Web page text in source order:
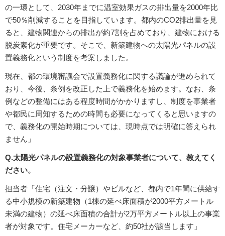
の一環として、2030年までに温室効果ガスの排出量を2000年比
で50％削減することを目指しています。都内のCO2排出量を見
ると、建物関連からの排出が約7割を占めており、建物における
脱炭素化が重要です。そこで、新築建物への太陽光パネルの設
置義務化という制度を考案しました。
現在、都の環境審議会で設置義務化に関する議論が進められて
おり、今後、条例を改正した上で義務化を始めます。なお、条
例などの整備にはある程度時間がかかりますし、制度を事業者
や都民に周知するための時間も必要になってくると思いますの
で、義務化の開始時期については、現時点では明確に答えられ
ません」
Q.太陽光パネルの設置義務化の対象事業者について、教えてく
ださい。
担当者「住宅（注文・分譲）やビルなど、都内で1年間に供給す
る中小規模の新築建物（1棟の延べ床面積が2000平方メートル
未満の建物）の延べ床面積の合計が2万平方メートル以上の事業
者が対象です。住宅メーカーなど、約50社が該当します」